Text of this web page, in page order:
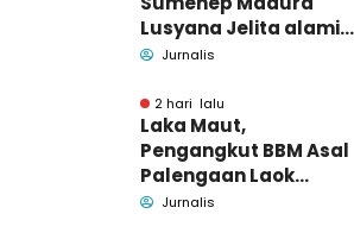
Lusyana Jelita alami
kecelakaan di Wonogiri
Jurnalis
2 hari lalu
Laka Maut,
Pengangkut BBM Asal
Palengaan Laok
Pamekasan Meninggal
Jurnalis